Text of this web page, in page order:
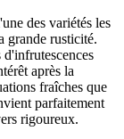
des variétés les
grande rusticité.
d'infrutescences
après la
fraîches que
parfaitement
rigoureux.